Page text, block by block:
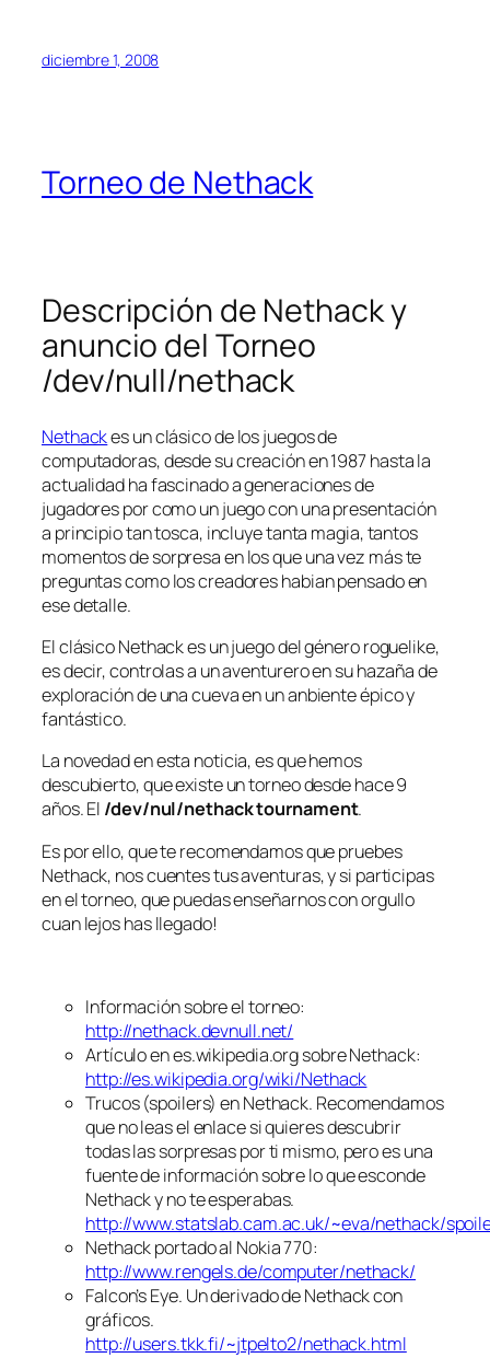
diciembre 1, 2008
Torneo de Nethack
Descripción de Nethack y
anuncio del Torneo
/dev/null/nethack
Nethackes un clásico de los juegos de
computadoras, desde su creación en 1987 hasta la
actualidad ha fascinado a generaciones de
jugadores por como un juego con una presentación
a principio tan tosca, incluye tanta magia, tantos
momentos de sorpresa en los que una vez más te
preguntas como los creadores habian pensado en
ese detalle.
El clásico Nethack es un juego del género roguelike,
es decir, controlas a un aventurero en su hazaña de
exploración de una cueva en un anbiente épico y
fantástico.
La novedad en esta noticia, es que hemos
descubierto, que existe un torneo desde hace 9
años. El /dev/nul/nethack tournament.
Es por ello, que te recomendamos que pruebes
Nethack, nos cuentes tus aventuras, y si participas
en el torneo, que puedas enseñarnos con orgullo
cuan lejos has llegado!
Información sobre el torneo:
http://nethack.devnull.net/
Artículo en es.wikipedia.org sobre Nethack:
http://es.wikipedia.org/wiki/Nethack
Trucos (spoilers) en Nethack. Recomendamos
que no leas el enlace si quieres descubrir
todas las sorpresas por ti mismo, pero es una
fuente de información sobre lo que esconde
Nethack y no te esperabas.
http://www.statslab.cam.ac.uk/~eva/nethack/
Nethack portado al Nokia 770:
http://www.rengels.de/computer/nethack/
Falcon’s Eye. Un derivado de Nethack con
gráficos.
http://users.tkk.fi/~jtpelto2/nethack.html